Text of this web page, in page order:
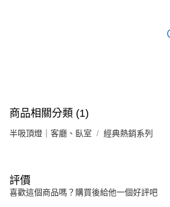
商品相關分類 (1)
半吸頂燈｜客廳、臥室 經典熱銷系列
評價
喜歡這個商品嗎？購買後給他一個好評吧